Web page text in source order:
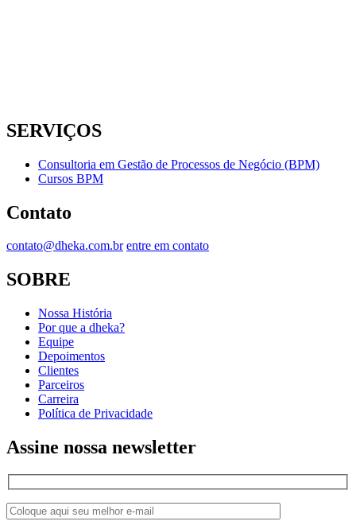
SERVIÇOS
Consultoria em Gestão de Processos de Negócio (BPM)
Cursos BPM
Contato
contato@dheka.com.br entre em contato
SOBRE
Nossa História
Por que a dheka?
Equipe
Depoimentos
Clientes
Parceiros
Carreira
Política de Privacidade
Assine nossa newsletter